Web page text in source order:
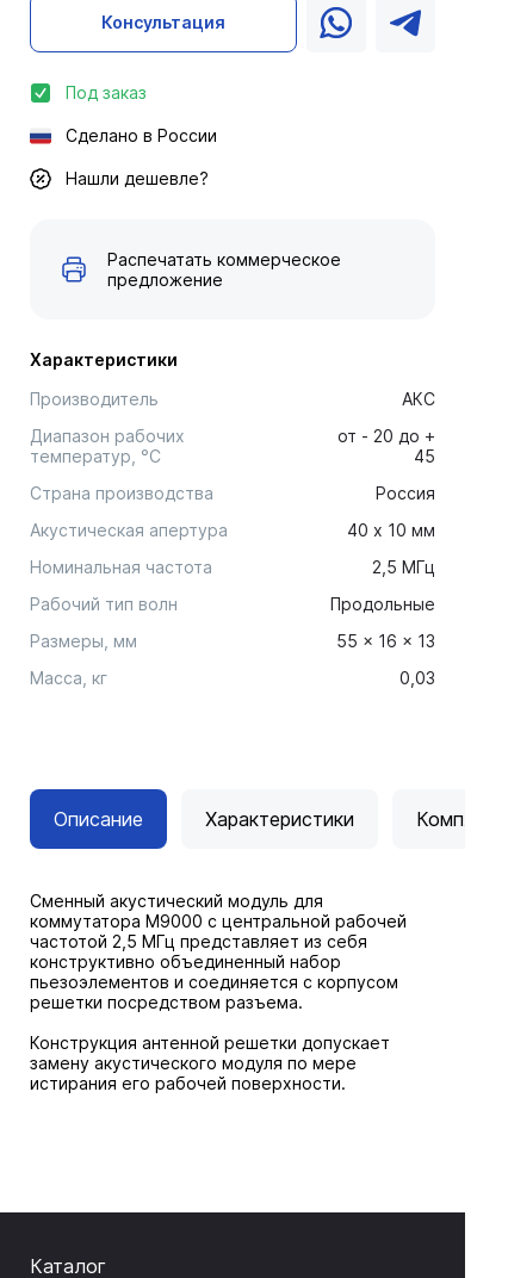
Характеристики
Производитель
АКС
Диапазон рабочих
температур, °С
от - 20 до +
45
Страна производства
Россия
Акустическая апертура
40 х 10 мм
Номинальная частота
2,5 МГц
Рабочий тип волн
Продольные
Размеры, мм
55 x 16 x 13
Масса, кг
0,03
Консультация
Под заказ
Сделано в России
Нашли дешевле?
Распечатать коммерческое
предложение
Описание Характеристики
Сменный акустический модуль для
коммутатора М9000 с центральной рабочей
частотой 2,5 МГц представляет из себя
конструктивно объединенный набор
пьезоэлементов и соединяется с корпусом
решетки посредством разъема.
Конструкция антенной решетки допускает
замену акустического модуля по мере
истирания его рабочей поверхности.
Каталог